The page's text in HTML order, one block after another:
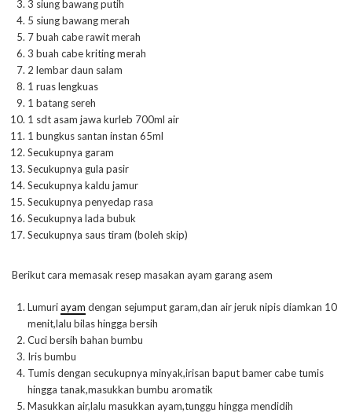
3 siung bawang putih
5 siung bawang merah
7 buah cabe rawit merah
3 buah cabe kriting merah
2 lembar daun salam
1 ruas lengkuas
1 batang sereh
1 sdt asam jawa kurleb 700ml air
1 bungkus santan instan 65ml
Secukupnya garam
Secukupnya gula pasir
Secukupnya kaldu jamur
Secukupnya penyedap rasa
Secukupnya lada bubuk
Secukupnya saus tiram (boleh skip)
Berikut cara memasak resep masakan ayam garang asem
Lumuriayam dengan sejumput garam,dan air jeruk nipis diamkan 10
menit,lalu bilas hingga bersih
Cuci bersih bahan bumbu
Iris bumbu
Tumis dengan secukupnya minyak,irisan baput bamer cabe tumis
hingga tanak,masukkan bumbu aromatik
Masukkan air,lalu masukkan ayam,tunggu hingga mendidih